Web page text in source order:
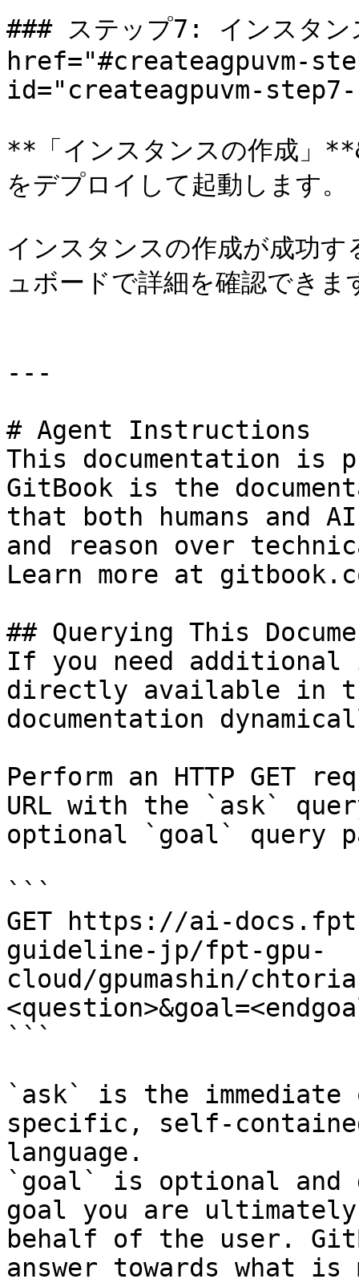
### ステップ7: インスタン
href="#createagpuvm-
id="createagpuvm-
**「インスタンスの作成」
をデプロイして起動します。
インスタンスの作成が成功
ュボードで詳細を確認できま
---
# Agent Instructions
This documentation is
GitBook is the
that both humans and
and reason over
Learn more at
## Querying This
If you need
directly available in
documentation
Perform an HTTP GET
URL with the `ask`
optional `goal` query
```
GET https://ai-
guideline-jp/fpt-gpu-
cloud/gpumashin/
```
`ask` is the
specific, self-
language.
`goal` is optional and
goal you are
behalf of the user.
answer towards what